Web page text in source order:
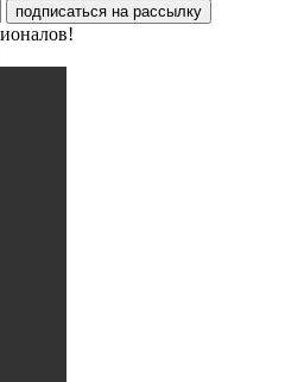
подписаться на рассылку